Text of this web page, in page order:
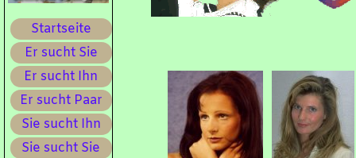
Startseite
Er sucht Sie
Er sucht Ihn
Er sucht Paar
Sie sucht Ihn
Sie sucht Sie